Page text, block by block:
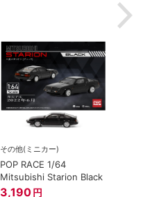
その他(ミニカー)
POP RACE 1/64
Mitsubishi Starion Black
3,190 円